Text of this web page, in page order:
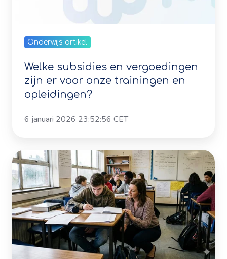
Welke subsidies en vergoedingen
zijn er voor onze trainingen en
opleidingen?
6 januari 2026 23:52:56 CET
Het
op
de
juiste
rug
-
Leerlingen
hard
Onderwijs artikel